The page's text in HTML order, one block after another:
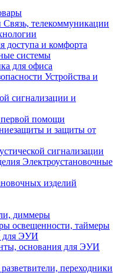
Связь, телекоммуникации
доступа и комфорта
системы
для офиса
Устройства и
сигнализации и
помощи
и защиты от
сигнализации
Электроустановочные
изделий
диммеры
освещенности, таймеры
для ЭУИ
основания для ЭУИ
переходники